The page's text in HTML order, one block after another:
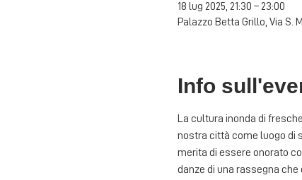
18 lug 2025, 21:30 – 23:00
Palazzo Betta Grillo, Via S.
Info
La cultura inonda di
nostra città come luogo di
merita di essere onorato
danze di una rassegna